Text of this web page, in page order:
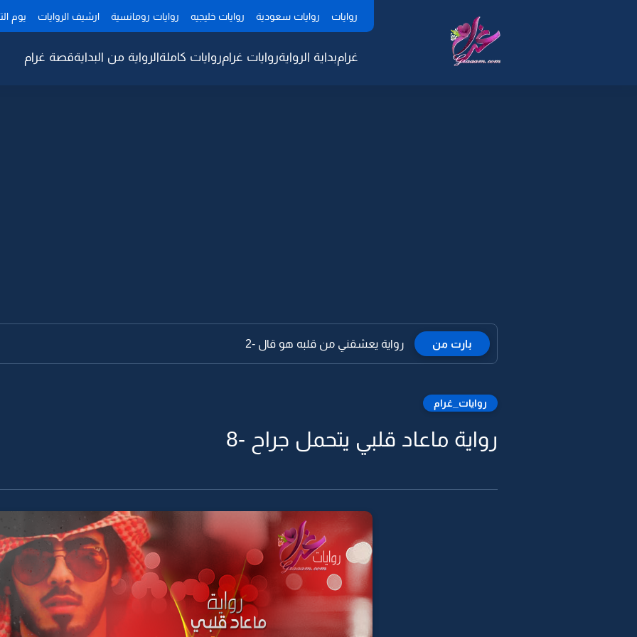
روايات روايات سعودية روايات خليجيه روايات رومانسية ارشيف الروايات يوم
غرامبداية الروايةروايات غرامروايات كاملةالرواية من البدايةقصة غرام
بارت من رواية يعشقني من قلبه هو قال -2
روايات_غرام
رواية ماعاد قلبي يتحمل جراح -8